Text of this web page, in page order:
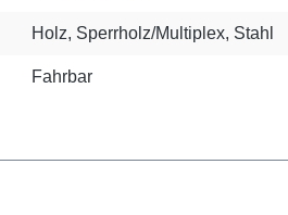
Holz, Sperrholz/Multiplex, Stahl
Fahrbar